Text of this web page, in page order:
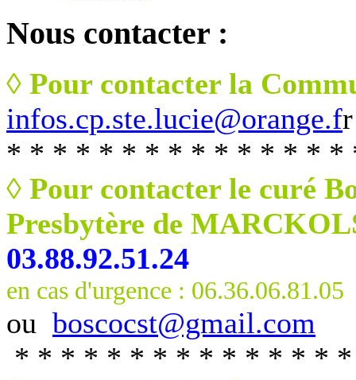
Nous contacter :
◊ Pour contacter la
infos.cp.ste.lucie@orange.fr
* * * * * * * * * * * * * * *
◊ Pour contacter le curé
Presbytère de
03.88.92.51.24
en cas d'urgence : 06.36.06.81.05
ou boscocst@gmail.com
* * * * * * * * * * * * * *